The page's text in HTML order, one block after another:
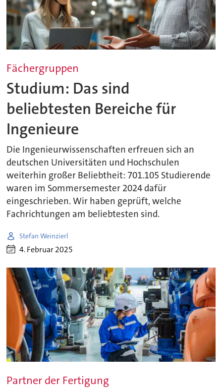
Fächergruppen
Studium: Das sind
beliebtesten Bereiche für
Ingenieure
Die Ingenieurwissenschaften erfreuen sich an
deutschen Universitäten und Hochschulen
weiterhin großer Beliebtheit: 701.105 Studierende
waren im Sommersemester 2024 dafür
eingeschrieben. Wir haben geprüft, welche
Fachrichtungen am beliebtesten sind.
Stefan Weinzierl
4. Februar 2025
Partner der Fertigung